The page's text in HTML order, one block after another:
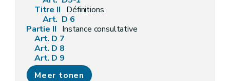
Titre II Définitions
Art. D 6
Partie II Instance consultative
Art. D 7
Art. D 8
Art. D 9
Partie III Information et sensibilisation en matière d'environnement
Titre premier
Meer tonen